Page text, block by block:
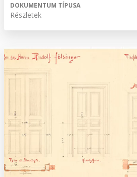
DOKUMENTUM TÍPUSA
Részletek